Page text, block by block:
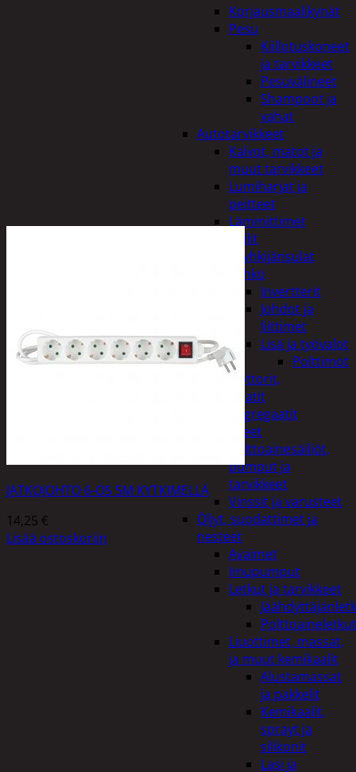
Korjausmaalikynät
Pesu
Kiillotuskoneet
ja tarvikkeet
Pesuvälineet
Shampoot ja
vahat
Autotarvikkeet
Kalvot, matot ja
muut tarvikkeet
Lumiharjat ja
peitteet
Lämmittimet
Peilit
Pyyhkijänsulat
Sähkö
Invertterit
Johdot ja
liittimet
Lisä ja työvalot
Polttimot
Irtomoottorit,
aggregaatit
Aggregaatit
Lisälaitteet
Polttoainesäiliöt,
pumput ja
tarvikkeet
Vinssit ja varusteet
Öljyt, suodattimet ja
nesteet
Avaimet
Imupumput
Letkut ja tarvikkeet
Polttoaineletkut
Liuottimet, massat,
ja muut kemikaalit
Alustamassat
ja pakkelit
Kemikaalit,
sprayt ja
silikonit
Lasi ja
JATKOJOHTO 6-OS 5M KYTKIMELLÄ
14,25 €
Lisää ostoskoriin